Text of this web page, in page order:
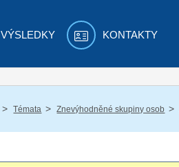
VÝSLEDKY KONTAKTY
/ Témata / Znevýhodněné skupiny osob /